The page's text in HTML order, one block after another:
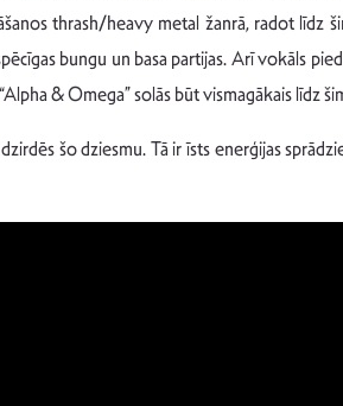
thrash/heavy metal žanrā, radot līdz
bungu un basa partijas. Arī vokāls
& Omega” solās būt vismagākais līdz
šo dziesmu. Tā ir īsts enerģijas